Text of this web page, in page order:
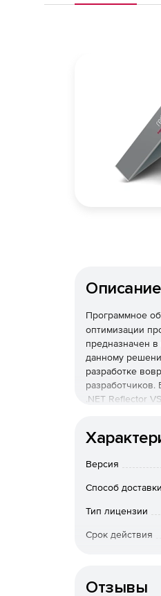
Описание
Программное
оптимизации
предназначен
данному
разработке
разработчиков.
.NET Reflector
Листовка Red
Компоненты
кода в
ANTS
Версия
Способ доставки
Тип лицензии
Срок действия
Отзывы